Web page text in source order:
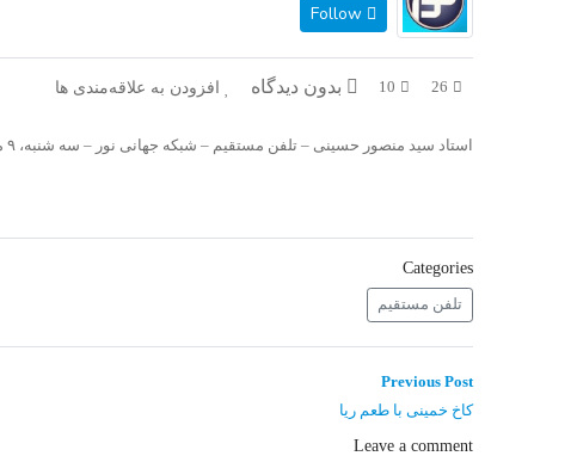
26
10 بدون دیدگاه افزودن به علاقه‌مندی ها
استاد سید منصور حسینی – تلفن مستقیم – شبکه جهانی نور – سه شنبه، ۹ مهر ۱۳۹۸
Categories
تلفن مستقیم
راهبری
نوشته
Previous Post
Previous
کاخ خمینی با طعم ریا
Leave a comment